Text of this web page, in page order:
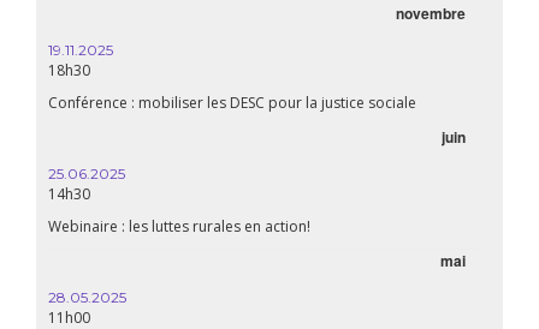
novembre
19.11.2025
18h30
Conférence : mobiliser les DESC pour la justice sociale
juin
25.06.2025
14h30
Webinaire : les luttes rurales en action!
mai
28.05.2025
11h00